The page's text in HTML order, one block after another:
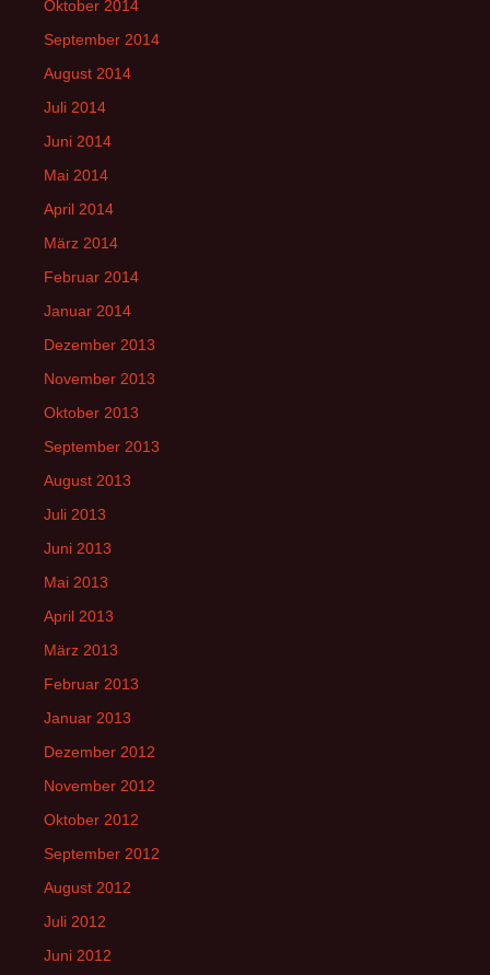
Oktober 2014
September 2014
August 2014
Juli 2014
Juni 2014
Mai 2014
April 2014
März 2014
Februar 2014
Januar 2014
Dezember 2013
November 2013
Oktober 2013
September 2013
August 2013
Juli 2013
Juni 2013
Mai 2013
April 2013
März 2013
Februar 2013
Januar 2013
Dezember 2012
November 2012
Oktober 2012
September 2012
August 2012
Juli 2012
Juni 2012